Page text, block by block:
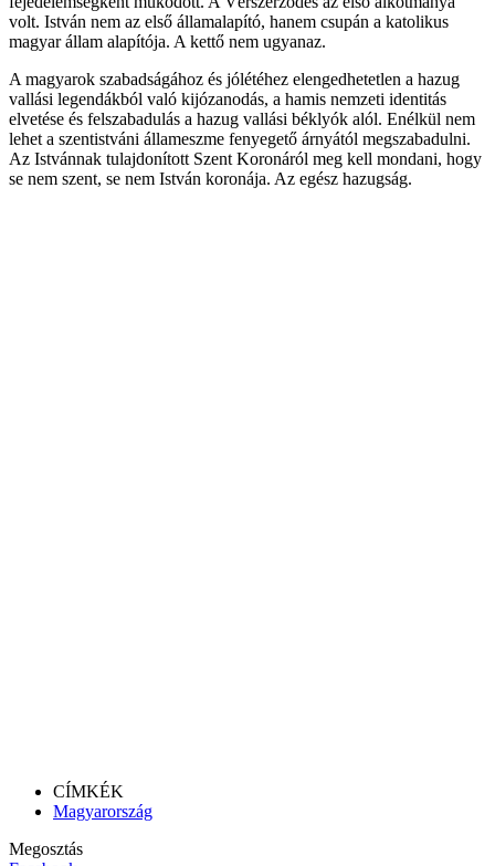
volt. István nem az első államalapító, hanem csupán a katolikus
magyar állam alapítója. A kettő nem ugyanaz.
A magyarok szabadságához és jólétéhez elengedhetetlen a hazug
vallási legendákból való kijózanodás, a hamis nemzeti identitás
elvetése és felszabadulás a hazug vallási béklyók alól. Enélkül nem
lehet a szentistváni állameszme fenyegető árnyától megszabadulni.
Az Istvánnak tulajdonított Szent Koronáról meg kell mondani, hogy
se nem szent, se nem István koronája. Az egész hazugság.
CÍMKÉK
Magyarország
Megosztás